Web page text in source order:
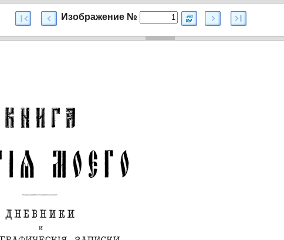
Изображение №